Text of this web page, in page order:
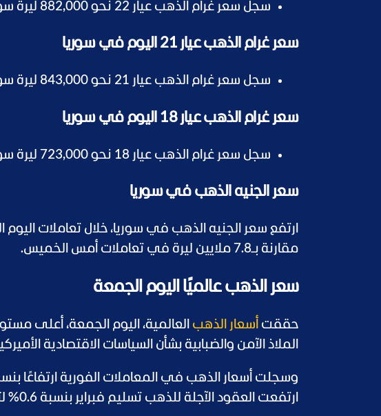
سجل سعر غرام الذهب عيار 22 نحو 882,000 ليرة سورية للمبيع و867,000 ليرة سورية للشراء.
سعر غرام الذهب عيار 21 اليوم في سوريا
سجل سعر غرام الذهب عيار 21 نحو 843,000 ليرة سورية للمبيع و828,000 ليرة سورية للشراء.
سعر غرام الذهب عيار 18 اليوم في سوريا
سجل سعر غرام الذهب عيار 18 نحو 723,000 ليرة سورية للمبيع و710,000 ليرة سورية للشراء.
سعر الجنيه الذهب في سوريا
مقارنة بـ7.8 ملايين ليرة في تعاملات أمس الخميس.
سعر الذهب عالميًا اليوم الجمعة
حققت أسعار الذهب العالمية، اليوم الجمعة، أعلى
الملاذ الآمن والضبابية بشأن السياسات الاقتصادية
ارتفعت العقود الآجلة للذهب تسليم فبراير بنسبة 0.6% لتسجل 2705.90 دولارًا.